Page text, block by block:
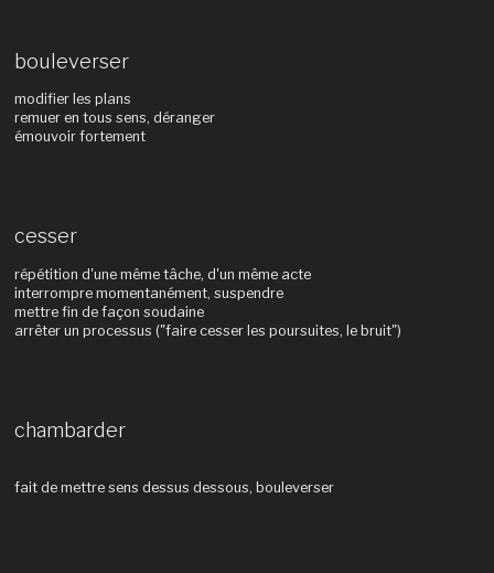
bouleverser
modifier les plans
remuer en tous sens, déranger
émouvoir fortement
cesser
répétition d'une même tâche, d'un même acte
interrompre momentanément, suspendre
mettre fin de façon soudaine
arrêter un processus ("faire cesser les poursuites, le bruit")
chambarder
fait de mettre sens dessus dessous, bouleverser